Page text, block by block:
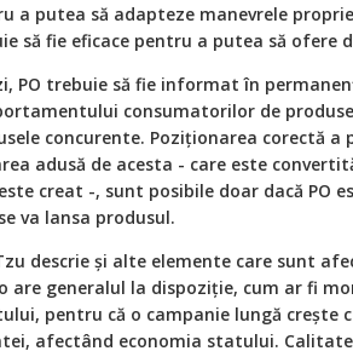
a putea să adapteze manevrele
să fie eficace pentru a putea să ofere
PO trebuie să fie informat în
consumatorilor de
concurente. Poziționarea corectă a
adusă de acesta - care este
creat -, sunt posibile doar dacă PO
va lansa produsul.
descrie și alte elemente care sunt
are generalul la dispoziție, cum ar fi
pentru că o campanie lungă crește
afectând economia statului.